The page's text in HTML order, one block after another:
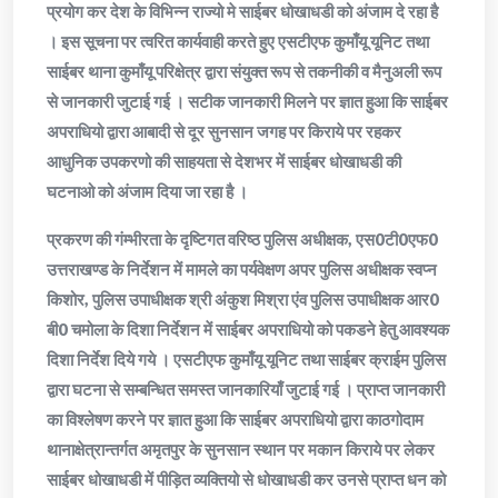
प्रयोग कर देश के विभिन्न राज्यो मे साईबर धोखाधडी को अंजाम दे रहा है
। इस सूचना पर त्वरित कार्यवाही करते हुए एसटीएफ कुमाँयू यूनिट तथा
साईबर थाना कुमाँयू परिक्षेत्र द्वारा संयुक्त रूप से तकनीकी व मैनुअली रूप
से जानकारी जुटाई गई । सटीक जानकारी मिलने पर ज्ञात हुआ कि साईबर
अपराधियो द्वारा आबादी से दूर सुनसान जगह पर किराये पर रहकर
आधुनिक उपकरणो की साहयता से देशभर में साईबर धोखाधडी की
घटनाओ को अंजाम दिया जा रहा है ।
प्रकरण की गंम्भीरता के दृष्टिगत वरिष्ठ पुलिस अधीक्षक, एस0टी0एफ0
उत्तराखण्ड के निर्देशन में मामले का पर्यवेक्षण अपर पुलिस अधीक्षक स्वप्न
किशोर, पुलिस उपाधीक्षक श्री अंकुश मिश्रा एंव पुलिस उपाधीक्षक आर0
बी0 चमोला के दिशा निर्देशन में साईबर अपराधियो को पकडने हेतु आवश्यक
दिशा निर्देश दिये गये । एसटीएफ कुमाँयू यूनिट तथा साईबर क्राईम पुलिस
द्वारा घटना से सम्बन्धित समस्त जानकारियाँ जुटाई गई । प्राप्त जानकारी
का विश्लेषण करने पर ज्ञात हुआ कि साईबर अपराधियो द्वारा काठगोदाम
थानाक्षेत्रान्तर्गत अमृतपुर के सुनसान स्थान पर मकान किराये पर लेकर
साईबर धोखाधडी में पीड़ित व्यक्तियो से धोखाधडी कर उनसे प्राप्त धन को